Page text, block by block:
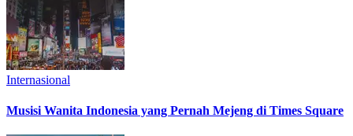
Internasional
Musisi Wanita Indonesia yang Pernah Mejeng di Times Square